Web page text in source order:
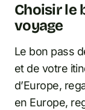
Choisir le
voyage
Le bon pass
et de votre
d’Europe,
en Europe,